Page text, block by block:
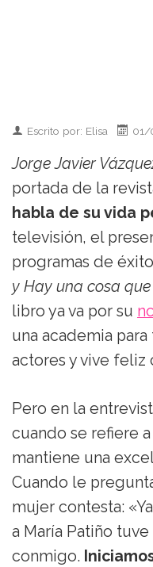
Escrito por: Elisa
Jorge Javier
portada de la
habla de su vida
televisión, el
programas de
y Hay una cosa
libro ya va por su
una academia
actores y vive feliz
Pero en la
cuando se refiere
mantiene una
Cuando le
mujer contesta:
a María Patiño
conmigo.